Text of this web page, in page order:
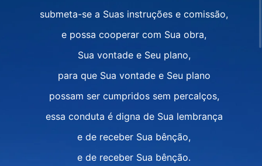
submeta-se a Suas instruções e comissão,
e possa cooperar com Sua obra,
Sua vontade e Seu plano,
para que Sua vontade e Seu plano
possam ser cumpridos sem percalços,
essa conduta é digna de Sua lembrança
e de receber Sua bênção,
e de receber Sua bênção.